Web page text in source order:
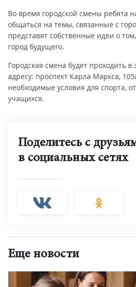
Во время городской смены ребята
общаться на темы, связанные с
представят собственные идеи о
город будущего.
Городская смена будет проходить
адресу: проспект Карла Маркса,
необходимые условия для спорта,
учащихся.
Поделитесь с
в социальных сетях
Еще новости